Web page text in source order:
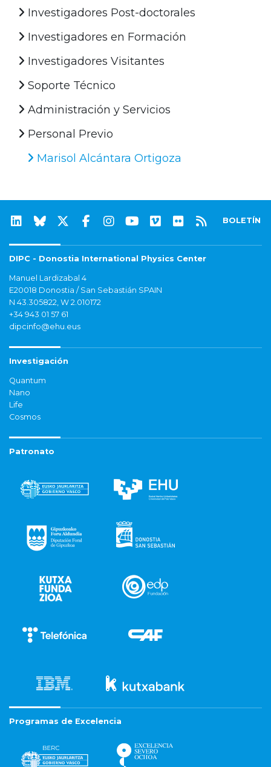
Investigadores Post-doctorales
Investigadores en Formación
Investigadores Visitantes
Soporte Técnico
Administración y Servicios
Personal Previo
Marisol Alcántara Ortigoza
BOLETÍN
DIPC - Donostia International Physics Center
Manuel Lardizabal 4
E20018 Donostia / San Sebastián SPAIN
N 43.305822, W 2.010172
+34 943 01 57 61
dipcinfo@ehu.eus
Investigación
Quantum
Nano
Life
Cosmos
Patronato
Programas de Excelencia